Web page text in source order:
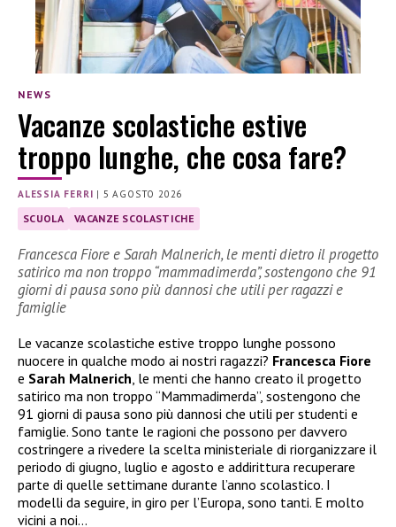
NEWS
Vacanze scolastiche estive
troppo lunghe, che cosa fare?
ALESSIA FERRI | 5 AGOSTO 2026
SCUOLA VACANZE SCOLASTICHE
Francesca Fiore e Sarah Malnerich, le menti dietro il progetto
satirico ma non troppo “mammadimerda”, sostengono che 91
giorni di pausa sono più dannosi che utili per ragazzi e
famiglie
Le vacanze scolastiche estive troppo lunghe possono
nuocere in qualche modo ai nostri ragazzi? Francesca Fiore
e Sarah Malnerich , le menti che hanno creato il progetto
satirico ma non troppo “Mammadimerda”, sostengono che
91 giorni di pausa sono più dannosi che utili per studenti e
famiglie. Sono tante le ragioni che possono per davvero
costringere a rivedere la scelta ministeriale di riorganizzare il
periodo di giugno, luglio e agosto e addirittura recuperare
parte di quelle settimane durante l’anno scolastico. I
modelli da seguire, in giro per l’Europa, sono tanti. E molto
vicini a noi…